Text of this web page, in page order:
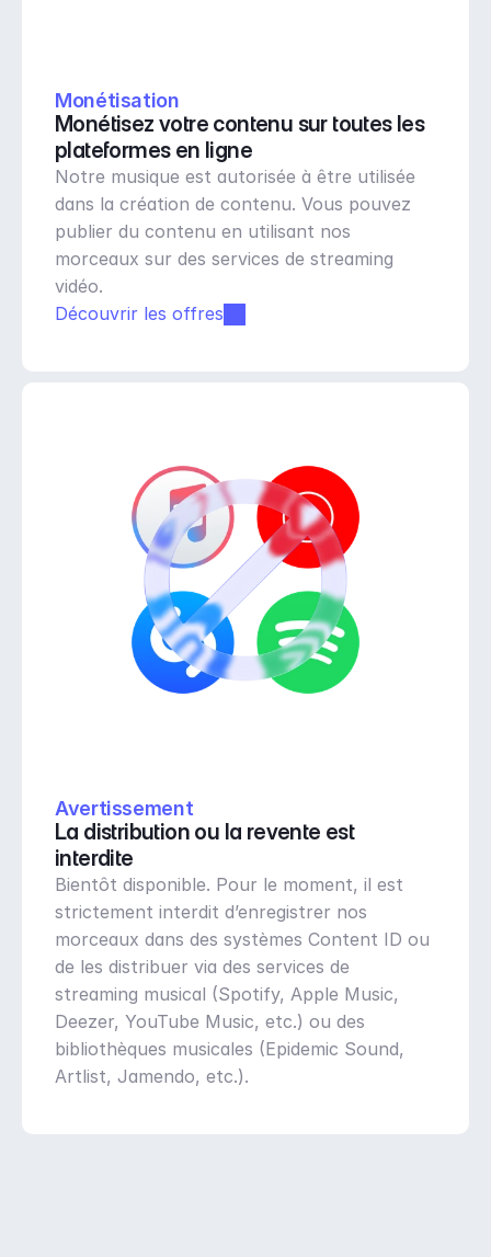
Monétisation
Monétisez votre contenu sur toutes les
plateformes en ligne
Notre musique est autorisée à être utilisée
dans la création de contenu. Vous pouvez
publier du contenu en utilisant nos
morceaux sur des services de streaming
vidéo.
Découvrir les offres
Avertissement
La distribution ou la revente est
interdite
Bientôt disponible. Pour le moment, il est
strictement interdit d’enregistrer nos
morceaux dans des systèmes Content ID ou
de les distribuer via des services de
streaming musical (Spotify, Apple Music,
Deezer, YouTube Music, etc.) ou des
bibliothèques musicales (Epidemic Sound,
Artlist, Jamendo, etc.).